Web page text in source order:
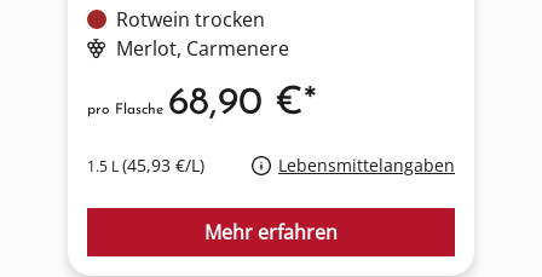
Rotwein trocken
Merlot, Carmenere
1.5 L(45,93 €/L) Lebensmittelangaben
pro Flasche 68,90 €*
Mehr erfahren